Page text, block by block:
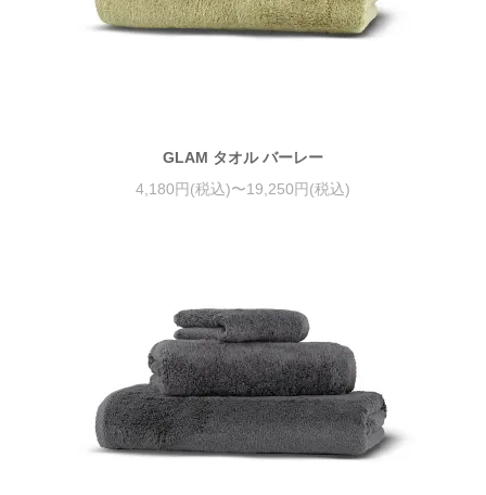
GLAM タオル バーレー
4,180円(税込)〜19,250円(税込)